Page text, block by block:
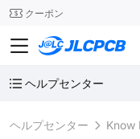
24SMT クーポン
ヘルプセンター
ヘルプセンター